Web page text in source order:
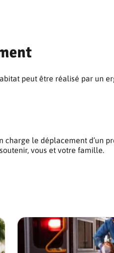
peut être réalisé par un
le déplacement d’un
vous et votre famille.